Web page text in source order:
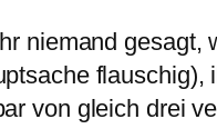
niemand gesagt,
flauschig),
von gleich drei